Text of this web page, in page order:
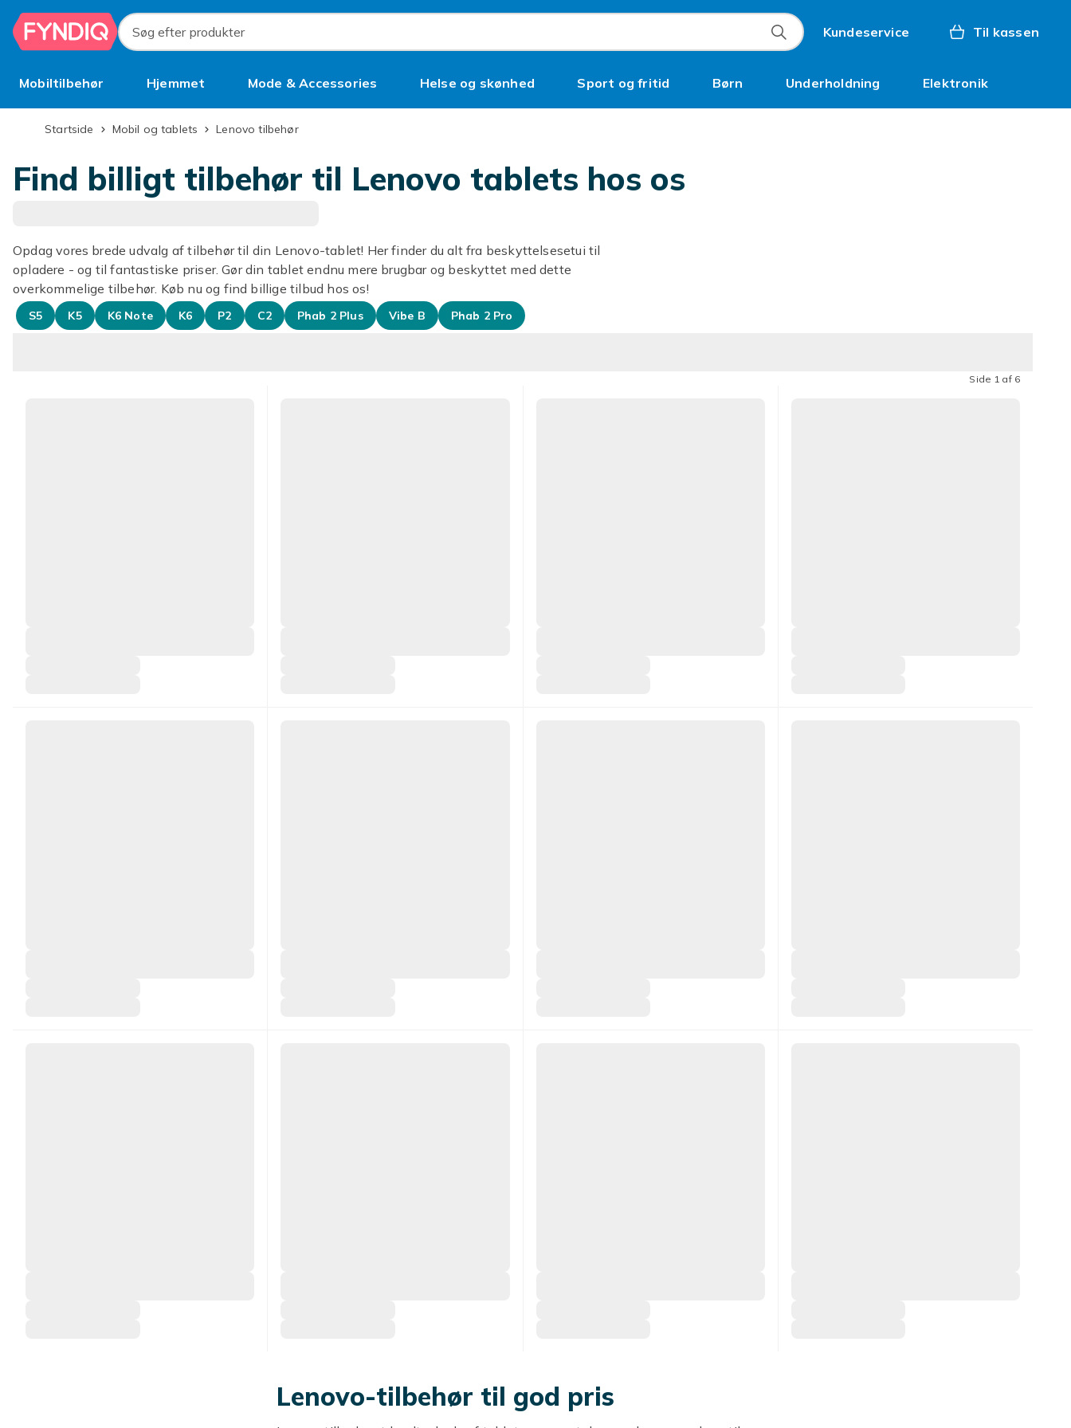
Spring til hovedindhold
Søg efter produkter
Kundeservice Til kassen
Mobiltilbehør Hjemmet Mode & Accessories Helse og skønhed Sport og fritid Børn Underholdning Elektronik
BrugtStartside Mobil og tablets Lenovo tilbehør
Find billigt tilbehør til Lenovo tablets hos os
Opdag vores brede udvalg af tilbehør til din Lenovo-tablet! Her finder du alt fra beskyttelsesetui til
opladere - og til fantastiske priser. Gør din tablet endnu mere brugbar og beskyttet med dette
overkommelige tilbehør. Køb nu og find billige tilbud hos os!
S5 K5 K6 Note K6 P2 C2 Phab 2 Plus Vibe B Phab 2 Pro
Side 1 af 6
Lenovo-tilbehør til god pris